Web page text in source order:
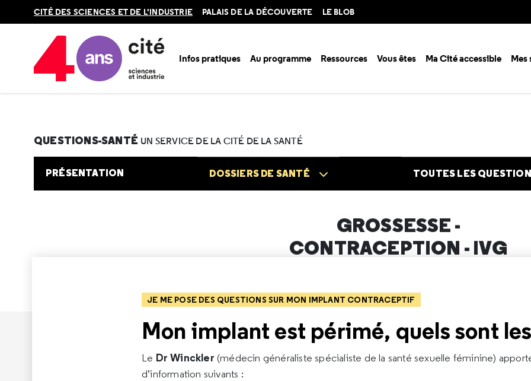
en
CITÉ DES SCIENCES ET DE L'INDUSTRIE PALAIS DE LA DÉCOUVERTE LE BLOB
Infos pratiques Au programme Ressources Vous êtes Ma Cité accessible Mes
Accueil Au programme
QUESTIONS-SANTÉ UN SERVICE DE LA CITÉ DE LA SANTÉ
PRÉSENTATION DOSSIERS DE SANTÉ TOUTES LES
GROSSESSE -
CONTRACEPTION - IVG
JE ME POSE DES QUESTIONS SUR MON IMPLANT CONTRACEPTIF
Mon implant est périmé, quels sont
Le Dr Winckler (médecin généraliste spécialiste de la santé sexuelle féminine)
d’information suivants :